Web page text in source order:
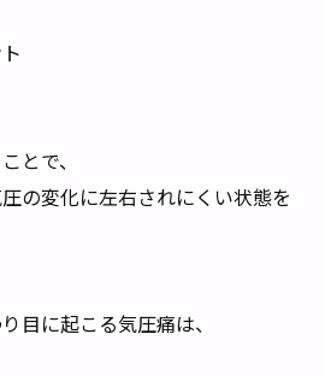
とで、
の変化に左右されにくい状態を
目に起こる気圧痛は、